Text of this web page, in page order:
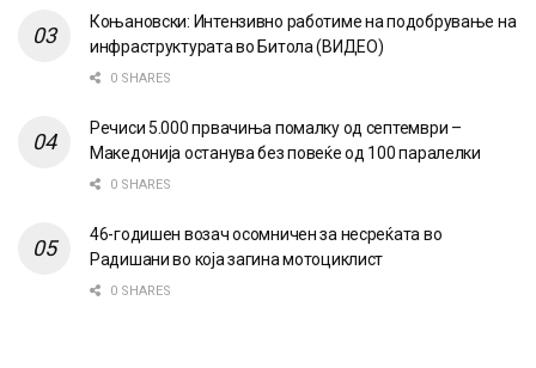
Коњановски: Интензивно работиме на подобрување на
инфраструктурата во Битола (ВИДЕО)
0 SHARES
Речиси 5.000 првачиња помалку од септември –
Македонија останува без повеќе од 100 паралелки
0 SHARES
46-годишен возач осомничен за несреќата во
Радишани во која загина мотоциклист
0 SHARES